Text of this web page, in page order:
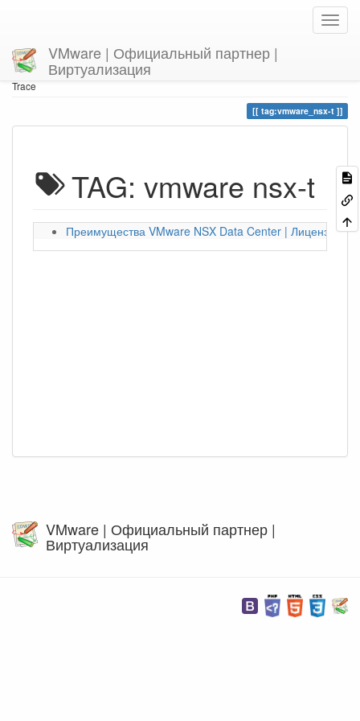
VMware | Официальный партнер |
Виртуализация
You are here Home
tag
vmware_nsx-t
Trace
tag:vmware_nsx-t
TAG: vmware nsx-t
Преимущества VMware NSX Data Center |
VMware | Официальный партнер |
Виртуализация